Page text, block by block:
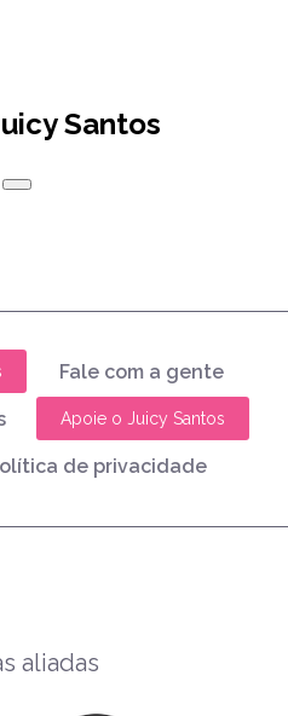
Santos
Fale com a gente
Apoie o Juicy Santos
de privacidade
aliadas